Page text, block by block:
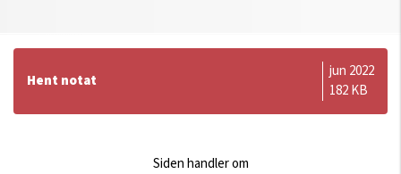
Hent notat
jun 2022
182 KB
Siden handler om